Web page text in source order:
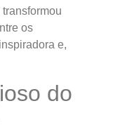
os
e,
do